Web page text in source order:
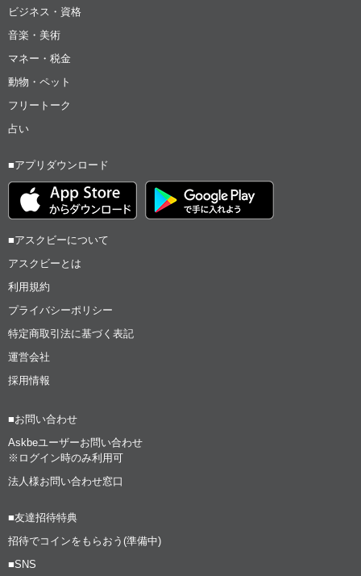
ビジネス・資格
音楽・美術
マネー・税金
動物・ペット
フリートーク
占い
■アプリダウンロード
■アスクビーについて
アスクビーとは
利用規約
プライバシーポリシー
特定商取引法に基づく表記
運営会社
採用情報
■お問い合わせ
Askbeユーザーお問い合わせ
※ログイン時のみ利用可
法人様お問い合わせ窓口
■友達招待特典
招待でコインをもらおう(準備中)
■SNS